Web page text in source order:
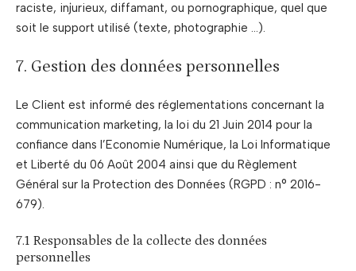
raciste, injurieux, diffamant, ou pornographique, quel que
soit le support utilisé (texte, photographie …).
7. Gestion des données personnelles
Le Client est informé des réglementations concernant la
communication marketing, la loi du 21 Juin 2014 pour la
confiance dans l’Economie Numérique, la Loi Informatique
et Liberté du 06 Août 2004 ainsi que du Règlement
Général sur la Protection des Données (RGPD : n° 2016-
679).
7.1 Responsables de la collecte des données
personnelles